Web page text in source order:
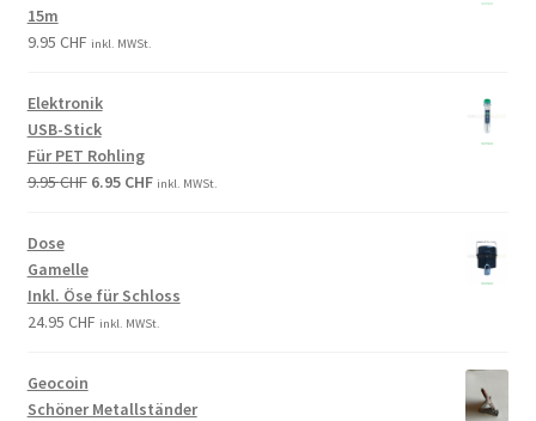
15m
9.95 CHF inkl. MWSt.
Elektronik
USB-Stick
Für PET Rohling
9.95CHF 6.95 CHF inkl. MWSt.
Dose
Gamelle
Inkl. Öse für Schloss
24.95 CHF inkl. MWSt.
Geocoin
Schöner Metallständer